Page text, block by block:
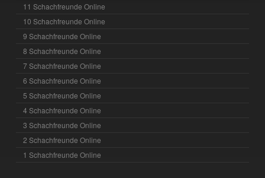
11 Schachfreunde Online
10 Schachfreunde Online
9 Schachfreunde Online
8 Schachfreunde Online
7 Schachfreunde Online
6 Schachfreunde Online
5 Schachfreunde Online
4 Schachfreunde Online
3 Schachfreunde Online
2 Schachfreunde Online
1 Schachfreunde Online